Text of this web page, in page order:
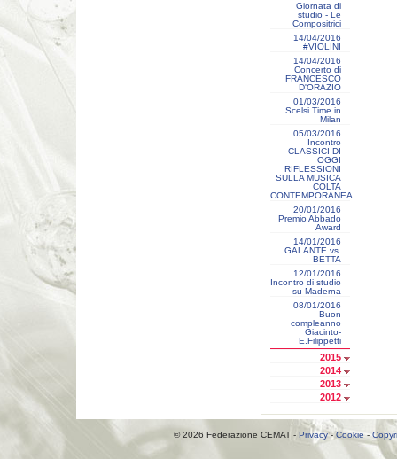
Giornata di
studio - Le
Compositrici
14/04/2016
#VIOLINI
14/04/2016
Concerto di
FRANCESCO
D'ORAZIO
01/03/2016
Scelsi Time in
Milan
05/03/2016
Incontro
CLASSICI DI
OGGI
RIFLESSIONI
SULLA MUSICA
COLTA
CONTEMPORANEA
20/01/2016
Premio Abbado
Award
14/01/2016
GALANTE vs.
BETTA
12/01/2016
Incontro di studio
su Maderna
08/01/2016
Buon
compleanno
Giacinto-
E.Filippetti
2015
2014
2013
2012
© 2026 Federazione CEMAT - Privacy-Cookie-